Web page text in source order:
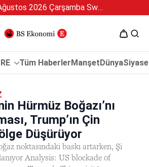
5 Ağustos 2026 Çarşamba Swan Özel 2
Tüm HaberlerManşetDünya
Hürmüz Boğazı’nı
Trump’ın Çin
Düşürüyor
noktasındaki baskı artarken, Şi
Analysis: US blockade of